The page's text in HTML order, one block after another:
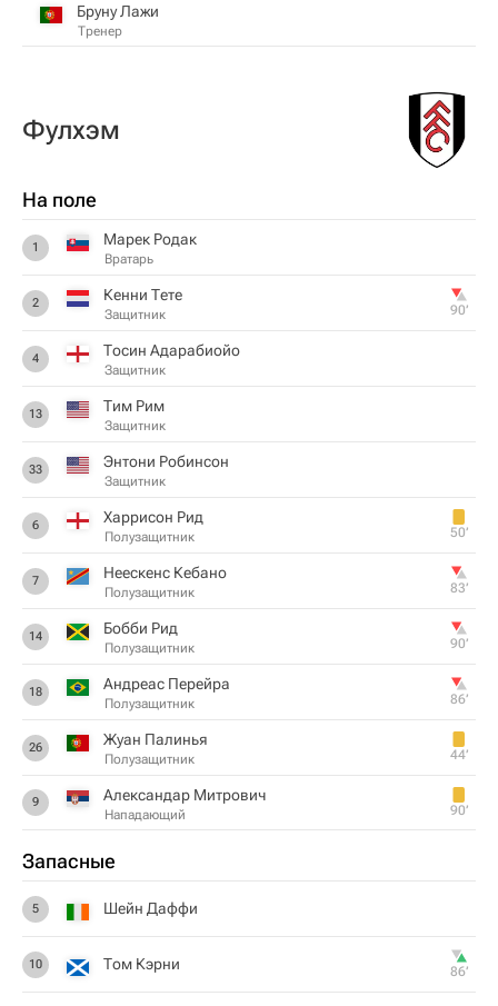
Бруну Лажи
Тренер
Фулхэм
На поле
1 Марек Родак
Вратарь
2 Кенни Тете
Защитник 90‎’‎
4 Тосин Адарабиойо
Защитник
13 Тим Рим
Защитник
33 Энтони Робинсон
Защитник
6 Харрисон Рид
Полузащитник 50‎’‎
7 Неескенс Кебано
Полузащитник 83‎’‎
14 Бобби Рид
Полузащитник 90‎’‎
18 Андреас Перейра
Полузащитник 86‎’‎
26 Жуан Палинья
Полузащитник 44‎’‎
9 Александар Митрович
Нападающий 90‎’‎
Запасные
5 Шейн Даффи
10 Том Кэрни 86‎’‎